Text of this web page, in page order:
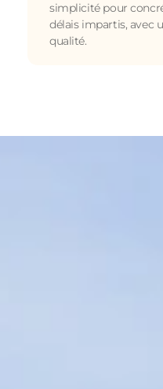
simplicité pour
délais impartis, avec
qualité.